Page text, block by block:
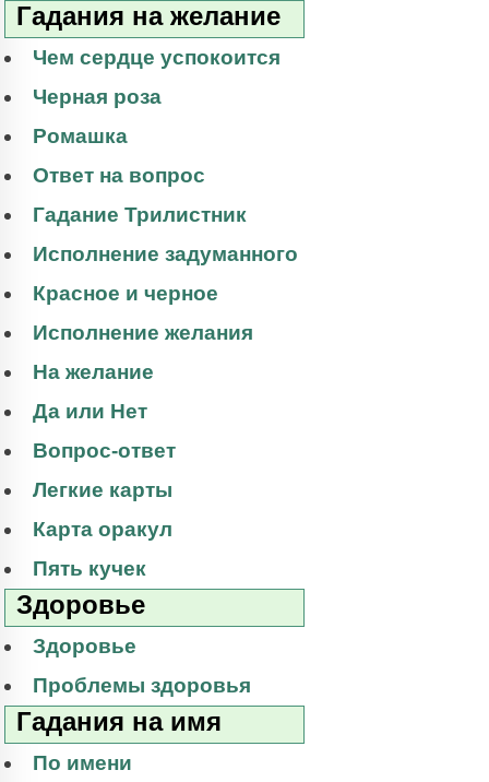
Гадания на желание
Чем сердце успокоится
Черная роза
Ромашка
Ответ на вопрос
Гадание Трилистник
Исполнение задуманного
Красное и черное
Исполнение желания
На желание
Да или Нет
Вопрос-ответ
Легкие карты
Карта оракул
Пять кучек
Здоровье
Здоровье
Проблемы здоровья
Гадания на имя
По имени